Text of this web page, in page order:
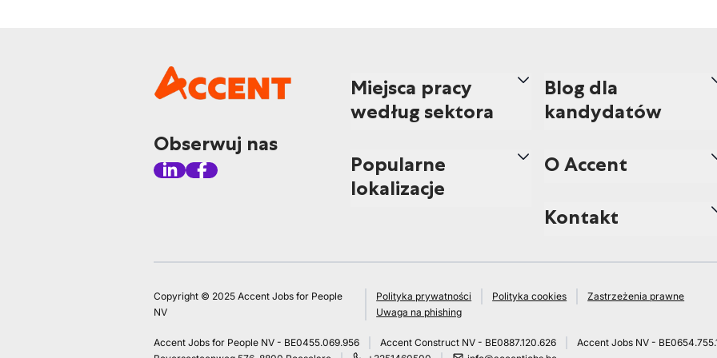
Obserwuj nas
Miejsca pracy
według sektora
Popularne
lokalizacje
Blog dla
kandydatów
O Accent
Kontakt
Copyright © 2025 Accent Jobs for People
NV
Polityka prywatności Polityka cookies
Zastrzeżenia prawne
Uwaga na phishing
Accent Jobs for People NV - BE0455.069.956 Accent Construct NV - BE0887.120.626
Accent Jobs NV -